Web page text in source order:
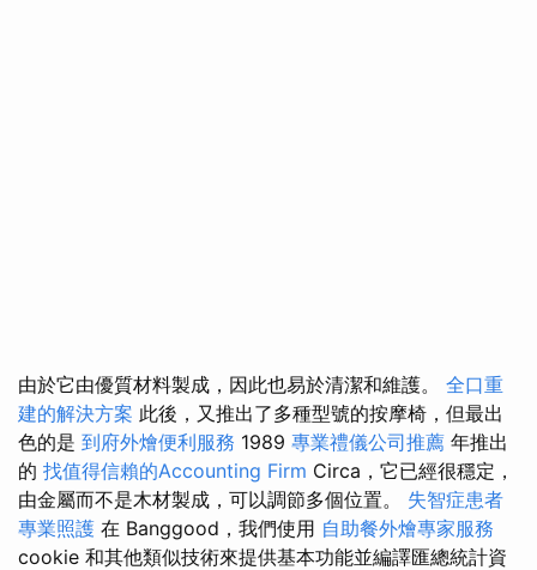
由於它由優質材料製成，因此也易於清潔和維護。 全口重
建的解決方案 此後，又推出了多種型號的按摩椅，但最出
色的是 到府外燴便利服務 1989 專業禮儀公司推薦 年推出
的 找值得信賴的Accounting Firm Circa，它已經很穩定，
由金屬而不是木材製成，可以調節多個位置。 失智症患者
專業照護 在 Banggood，我們使用 自助餐外燴專家服務
cookie 和其他類似技術來提供基本功能並編譯匯總統計資